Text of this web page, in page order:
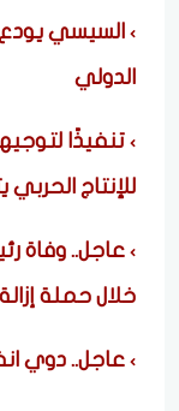
السيسي يودع
الدولي
تنفيذًا
للإنتاج
عاجل.. وفاة
خلال حملة إزالة
عاجل.. دوي